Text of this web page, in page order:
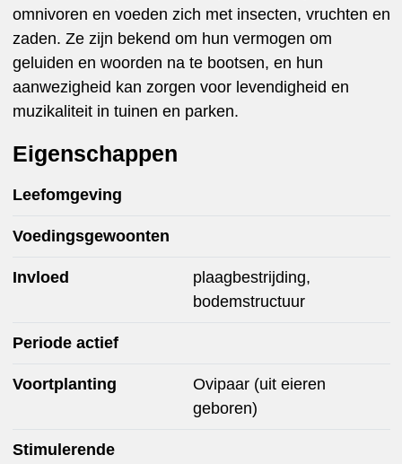
omnivoren en voeden zich met insecten, vruchten en
zaden. Ze zijn bekend om hun vermogen om
geluiden en woorden na te bootsen, en hun
aanwezigheid kan zorgen voor levendigheid en
muzikaliteit in tuinen en parken.
Eigenschappen
Leefomgeving
Voedingsgewoonten
Invloed
plaagbestrijding,
bodemstructuur
Periode actief
Voortplanting
Ovipaar (uit eieren
geboren)
Stimulerende